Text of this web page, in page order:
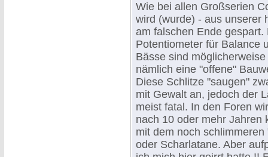
Wie bei allen Großserien
wird (wurde) - aus unserer
am falschen Ende gespart.
Potentiometer für Balance
Bässe sind
nämlich eine "offene"
Diese Schlitze "saugen"
mit Gewalt an, jedoch der
meist fatal. In den Foren
nach 10 oder mehr Jahren
mit dem noch
oder Scharlatane. Aber